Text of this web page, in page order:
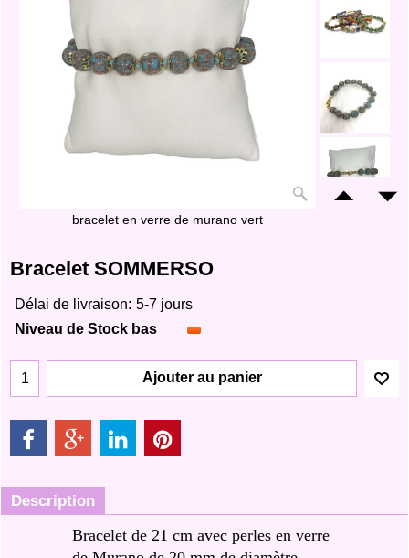
bracelet en verre de murano vert
Bracelet SOMMERSO
Délai de livraison: 5-7 jours
Niveau de Stock bas
Ajouter au panier
Description
Bracelet de 21 cm avec perles en verre